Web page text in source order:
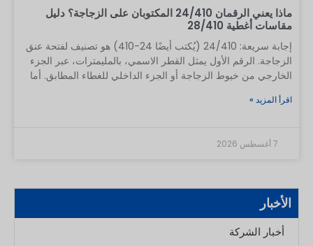
الأخبار
أخبار الشركة
ماذا يعني الرقمان 24/410 المكتوبان على الزجاجة؟ دليل
مقاسات أغطية 28/410
إجابة سريعة: 24/410 (يُكتب أيضًا 24-410) هو تصنيف لفتحة عنق
الزجاجة. الرقم الأول يمثل القطر الاسمي، بالمليمترات، عبر الجزء
الخارجي من خيوط الزجاجة أو الجزء الداخلي للغطاء المطابق. أما
أي تكوين الخيوط وارتفاع عنق الزجاجة. يجب أن تُستخدم الزجاجة
والأغطية. المحتويات
اقرأ المزيد »
7 أغسطس 2026